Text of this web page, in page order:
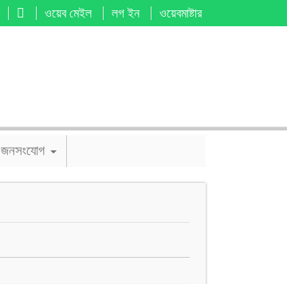
ওয়েব মেইল লগ ইন ওয়েবমাষ্টার
জনসংযোগ